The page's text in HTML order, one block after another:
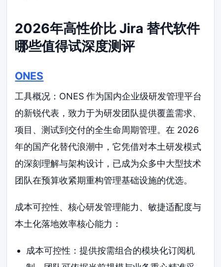
2026年高性价比 Jira 替代软件
哪些值得试深度测评
ONES
工具概况：ONES 作为国内企业级研发管理平台
的新锐代表，致力于为研发团队提供覆盖需求、
项目、测试到交付的全生命周期管理。在 2026
年的国产化替代浪潮中，它凭借对本土研发模式
的深刻理解与架构设计，已成为众多中大型技术
团队在预算收紧期重构管理基础设施的优选。
成本可控性、核心研发管理能力、敏捷适配度与
本土化落地效率核心能力：
成本可控性：提供按需组合的模块化订阅机